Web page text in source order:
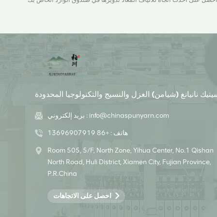
نانيانغ (شيامن) الغزل والنسيج والتكنولوجيا المحدودة
بريد إلكتروني : info@chinaspunyarn.com
هاتف : +86 13696907919
Room 505, 5/F, North Zone, Yihua Center, No.1 Qishan
North Road, Huli District, Xiamen City, Fujian Province,
P.R.China
احصل على الاتجاهات